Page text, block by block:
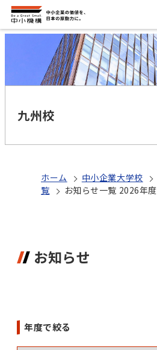
九州校
ホーム 中小企業大学校
覧
お知らせ一覧 2026年度
お知らせ
年度で絞る